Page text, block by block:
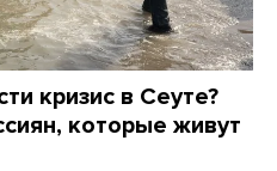
кризис в Сеуте?
которые живут